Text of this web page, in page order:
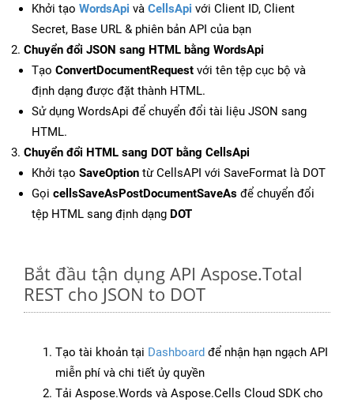
Khởi tạo WordsApi và CellsApi với Client ID, Client
Secret, Base URL & phiên bản API của bạn
Chuyển đổi JSON sang HTML bằng WordsApi
Tạo ConvertDocumentRequest với tên tệp cục bộ và
định dạng được đặt thành HTML.
Sử dụng WordsApi để chuyển đổi tài liệu JSON sang
HTML.
Chuyển đổi HTML sang DOT bằng CellsApi
Khởi tạo SaveOption từ CellsAPI với SaveFormat là DOT
Gọi cellsSaveAsPostDocumentSaveAs để chuyển đổi
tệp HTML sang định dạng DOT
Bắt đầu tận dụng API Aspose.Total
REST cho JSON to DOT
Tạo tài khoản tại Dashboard để nhận hạn ngạch API
miễn phí và chi tiết ủy quyền
Tải Aspose.Words và Aspose.Cells Cloud SDK cho